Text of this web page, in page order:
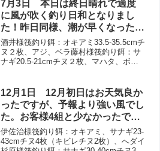
サゴなど‼︎サバは丸々と大きく、
煮付け・フライが好評です！
7月3日 本日は終日晴れで適度
に風が吹く釣り日和となりまし
た！昨日同様、潮が早くなったと
のお話しもありましたが当たりは
多数ある様子で、楽しめたとのお
声頂けました！お客様少なかった
型含めチヌは全組であがりまし
た！ラインを切られた話も複数あ
り、大物が潜んでいるかもしれま
せん！
酒井様筏釣り餌：オキアミ33.5-35.5cmチ
ヌ２枚、アジ、ベラ藤村様筏釣り餌：サ
ナギ20.5-21cmチヌ２枚、マハタ、ボラ
12月1日 12月初日はお天気良か
ったですが、予報より強い風でし
た。お客様4組と少なかったです
が、皆様チヌゲット＋お写真撮ら
せて頂きました！いつも通り終盤
伊佐治様筏釣り餌：オキアミ、サナギ23-
43cmチヌ4枚（キビレチヌ2枚）、へダイ